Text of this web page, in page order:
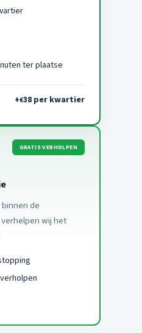
ter plaatse
+€38 per kwartier
GRATIS VERHOLPEN
de
wij het